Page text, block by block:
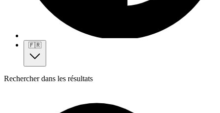
🇫🇷
Rechercher dans les résultats